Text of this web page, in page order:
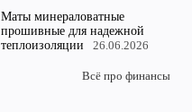
Маты минераловатные
прошивные для надежной
теплоизоляции
26.06.2026
Всё про финансы